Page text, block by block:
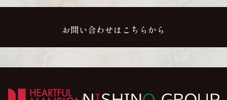
お問い合わせはこちらから